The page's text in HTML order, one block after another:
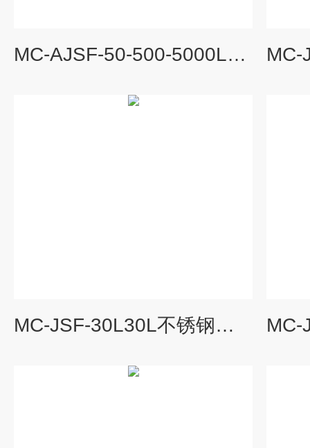
MC-AJSF-50-500-5000L​50-500-5000L三级全自动不锈钢发酵罐
MC-JSF-30L30L不锈钢厌氧发酵罐